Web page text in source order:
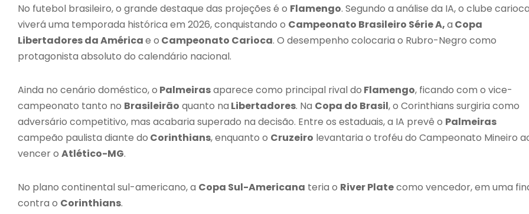
No futebol brasileiro, o grande destaque das projeções é o Flamengo. Segundo a análise da IA, o clube
viverá uma temporada histórica em 2026, conquistando o Campeonato Brasileiro Série A,a Copa
Libertadores da Américae o Campeonato Carioca. O desempenho colocaria o Rubro-Negro como
protagonista absoluto do calendário nacional.
Ainda no cenário doméstico, o Palmeirasaparece como principal rival do Flamengo, ficando com o vice-
campeonato tanto no Brasileirão quanto na Libertadores. Na Copa do Brasil, o Corinthians surgiria como
adversário competitivo, mas acabaria superado na decisão. Entre os estaduais, a IA prevê o Palmeiras
campeão paulista diante do Corinthians, enquanto o Cruzeiro levantaria o troféu do Campeonato Mineiro
vencer o Atlético-MG.
No plano continental sul-americano, a Copa Sul-Americana teria o River Platecomo vencedor, em uma
contra o Corinthians.